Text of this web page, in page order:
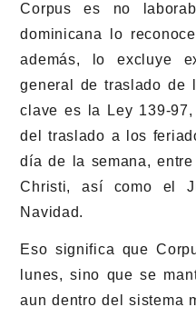
Corpus es no
dominicana lo
además, lo excluye
general de traslado de
clave es la Ley 139-
del traslado a los
día de la semana,
Christi, así como el
Navidad.
Eso significa que
lunes, sino que se
aun dentro del sistema